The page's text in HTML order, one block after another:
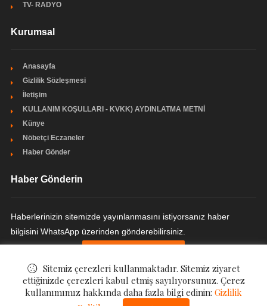
TV- RADYO
Kurumsal
Anasayfa
Gizlilik Sözleşmesi
İletişim
KULLANIM KOŞULLARI - KVKK) AYDINLATMA METNİ
Künye
Nöbetçi Eczaneler
Haber Gönder
Haber Gönderin
Haberlerinizin sitemizde yayınlanmasını istiyorsanız haber
bilgisini WhatsApp üzerinden gönderebilirsiniz.
Sitemiz çerezleri kullanmaktadır. Sitemiz ziyaret
ettiğinizde çerezleri kabul etmiş sayılıyorsunuz. Çerez
kullanımımız hakkında daha fazla bilgi edinin: Gizlilik